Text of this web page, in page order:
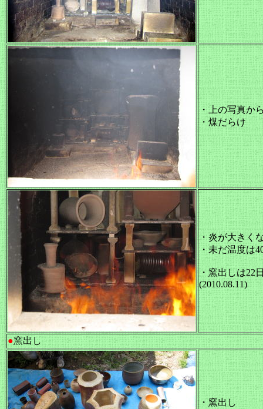
・上の写真か
・煤だらけ
・炎が大きく
・未だ温度は
・窯出しは22
(2010.08.11)
●窯出し
・窯出し